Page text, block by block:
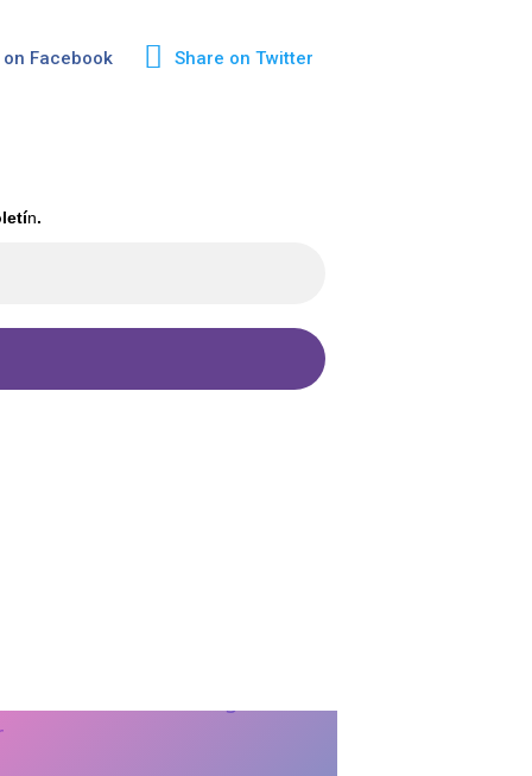
on Facebook Share on Twitter
n.